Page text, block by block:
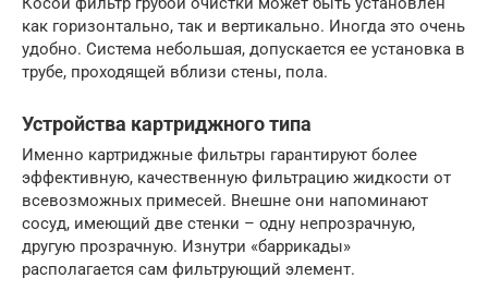
как горизонтально, так и вертикально. Иногда это очень
удобно. Система небольшая, допускается ее установка в
трубе, проходящей вблизи стены, пола.
Устройства картриджного типа
Именно картриджные фильтры гарантируют более
эффективную, качественную фильтрацию жидкости от
всевозможных примесей. Внешне они напоминают
сосуд, имеющий две стенки – одну непрозрачную,
другую прозрачную. Изнутри «баррикады»
располагается сам фильтрующий элемент.